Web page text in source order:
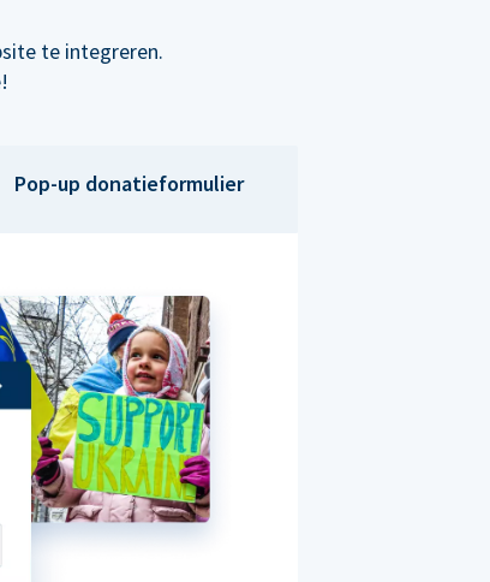
te integreren.
Pop-up donatieformulier